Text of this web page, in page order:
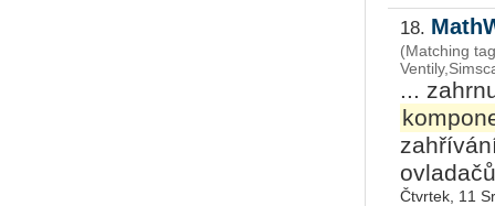
18.
(Matching
...
Čtvrtek, 11